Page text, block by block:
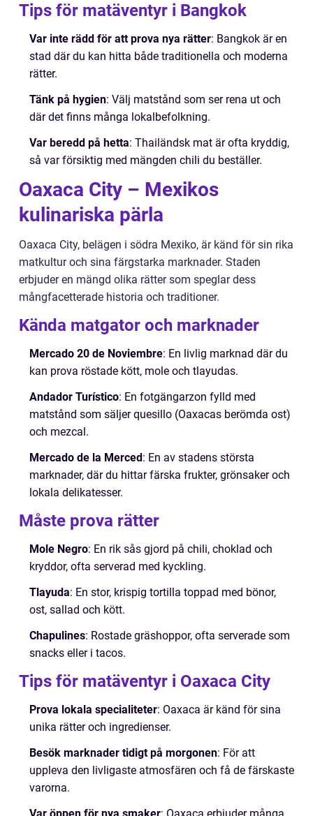
Tips för matäventyr i Bangkok
Var inte rädd för att prova nya rätter: Bangkok är en
stad där du kan hitta både traditionella och moderna
rätter.
Tänk på hygien: Välj matstånd som ser rena ut och
där det finns många lokalbefolkning.
Var beredd på hetta: Thailändsk mat är ofta kryddig,
så var försiktig med mängden chili du beställer.
Oaxaca City – Mexikos
kulinariska pärla
Oaxaca City, belägen i södra Mexiko, är känd för sin rika
matkultur och sina färgstarka marknader. Staden
erbjuder en mängd olika rätter som speglar dess
mångfacetterade historia och traditioner.
Kända matgator och marknader
Mercado 20 de Noviembre: En livlig marknad där du
kan prova röstade kött, mole och tlayudas.
Andador Turístico: En fotgängarzon fylld med
matstånd som säljer quesillo (Oaxacas berömda ost)
och mezcal.
Mercado de la Merced: En av stadens största
marknader, där du hittar färska frukter, grönsaker och
lokala delikatesser.
Måste prova rätter
Mole Negro: En rik sås gjord på chili, choklad och
kryddor, ofta serverad med kyckling.
Tlayuda: En stor, krispig tortilla toppad med bönor,
ost, sallad och kött.
Chapulines: Rostade gräshoppor, ofta serverade som
snacks eller i tacos.
Tips för matäventyr i Oaxaca City
Prova lokala specialiteter: Oaxaca är känd för sina
unika rätter och ingredienser.
Besök marknader tidigt på morgonen: För att
uppleva den livligaste atmosfären och få de färskaste
varorna.